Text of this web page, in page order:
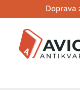
na
obsah
na
navigaci
na
vyhledávání
Doprava